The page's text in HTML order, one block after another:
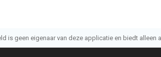
is geen eigenaar van deze applicatie en biedt